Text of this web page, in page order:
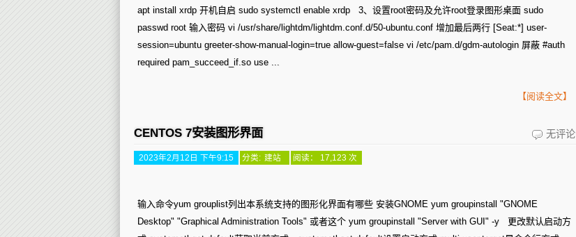
形
桌
和
程
apt install xrdp 开机自启 sudo systemctl enable xrdp 3、设置root密码及允许root登录图形桌面 sudo
passwd root 输入密码 vi /usr/share/lightdm/lightdm.conf.d/50-ubuntu.conf 增加最后两行 [Seat:*] user-
session=ubuntu greeter-show-manual-login=true allow-guest=false vi /etc/pam.d/gdm-autologin 屏蔽 #auth
required pam_succeed_if.so use ...
【阅读全文】
CENTOS 7安装图形界面
Centos
图
无评论
2023年2月12日 下午9:15 分类: 建站 阅读： 17,123 次
输入命令yum grouplist列出本系统支持的图形化界面有哪些 安装GNOME yum groupinstall "GNOME
Desktop" "Graphical Administration Tools" 或者这个 yum groupinstall "Server with GUI" -y 更改默认启动方